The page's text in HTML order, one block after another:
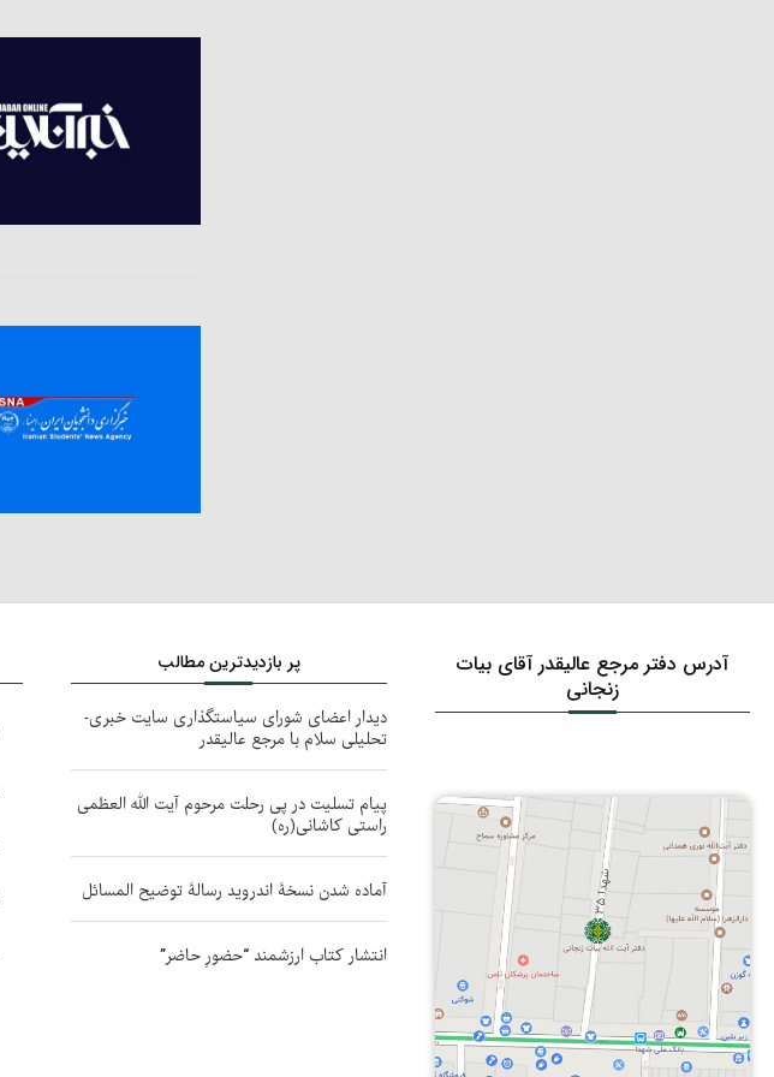
آدرس دفتر مرجع عالیقدر آقای بیات
زنجانی
پر بازدیدترین مطالب
دیدار اعضای شورای سیاستگذاری سایت خبری-
تحلیلی سلام با مرجع عالیقدر
پیام تسلیت در پی رحلت مرحوم آیت الله العظمی
راستی کاشانی(ره)
آماده شدن نسخۀ اندروید رسالۀ توضیح المسائل
انتشار کتاب ارزشمند “حضورِ حاضر”